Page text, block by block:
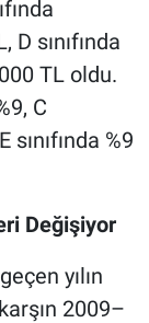
D sınıfında
TL oldu.
C
sınıfında %9
Değişiyor
yılın
2009–